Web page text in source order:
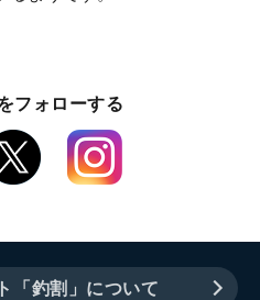
フォローする
「釣割」について